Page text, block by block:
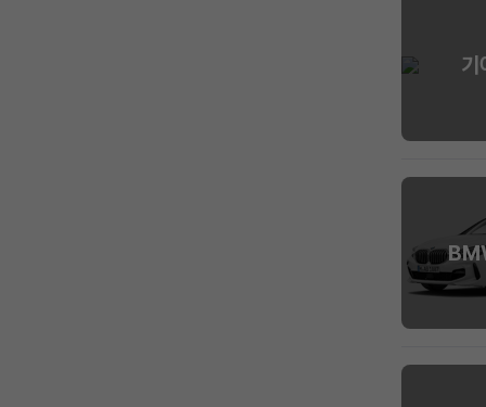
기